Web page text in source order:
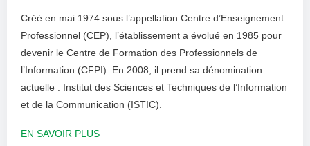
Créé en mai 1974 sous l’appellation Centre d’Enseignement
Professionnel (CEP), l’établissement a évolué en 1985 pour
devenir le Centre de Formation des Professionnels de
l’Information (CFPI). En 2008, il prend sa dénomination
actuelle : Institut des Sciences et Techniques de l’Information
et de la Communication (ISTIC).
EN SAVOIR PLUS